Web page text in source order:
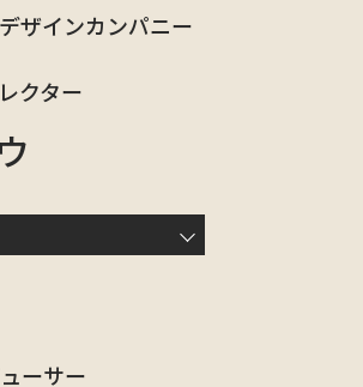
ザインカンパニー
クター
ーサー